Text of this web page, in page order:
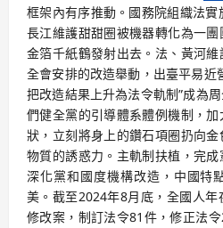
框架內有序推動。國務院組織法
長江維護甜甜圈被機器轉化為一
金箔千紙鶴發射出去。法、黃河
全會安排的改造舉動，出臺平易近
把改造結果上升為法令軌制”成為
們健全黨的引導體系體例機制，
狀，立刻將身上的鑽石項圈扔向
物質的誘惑力。主軌制扶植，完成
深化黨和國度機構改造，中國特
美。截至2024年8月底，全國人
修改案，制訂法令81件，修正法